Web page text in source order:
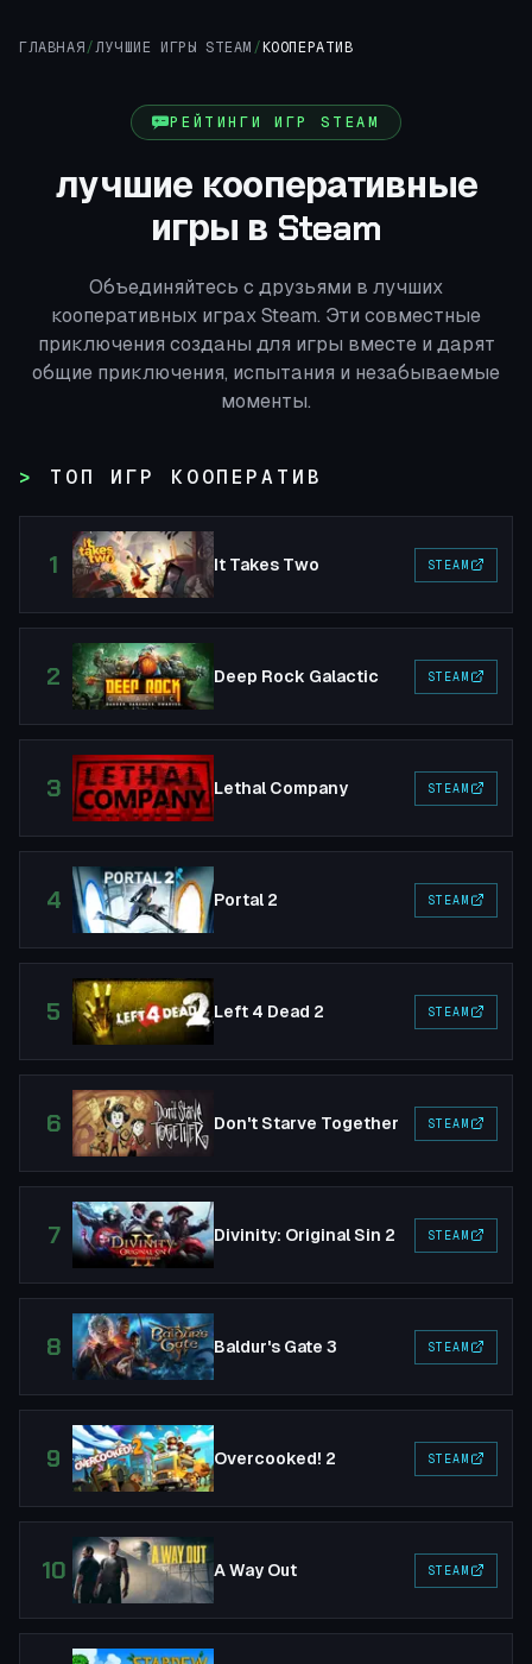
ГЛАВНАЯ /ЛУЧШИЕ ИГРЫ STEAM / КООПЕРАТИВ
РЕЙТИНГИ ИГР STEAM
лучшие кооперативные
игры в Steam
Объединяйтесь с друзьями в лучших
кооперативных играх Steam. Эти совместные
приключения созданы для игры вместе и дарят
общие приключения, испытания и незабываемые
моменты.
ТОП ИГР КООПЕРАТИВ
1 It Takes Two STEAM
2 Deep Rock Galactic STEAM
3 Lethal Company STEAM
4 Portal 2 STEAM
5 Left 4 Dead 2 STEAM
6 Don't Starve Together STEAM
7 Divinity: Original Sin 2 STEAM
8 Baldur's Gate 3 STEAM
9 Overcooked! 2 STEAM
10 A Way Out STEAM